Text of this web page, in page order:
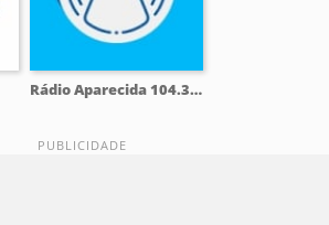
Rádio Aparecida 104.3 FM